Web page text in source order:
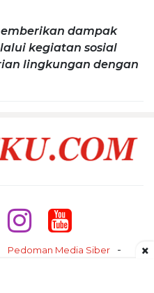
dampak
kegiatan sosial
lingkungan dengan
Pedoman Media Siber
×